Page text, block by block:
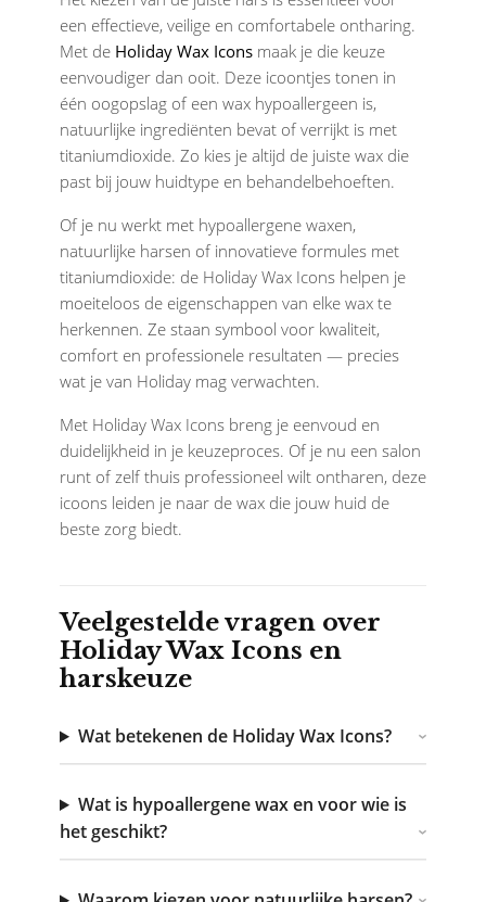
een effectieve, veilige en comfortabele ontharing.
Met de Holiday Wax Icons maak je die keuze
eenvoudiger dan ooit. Deze icoontjes tonen in
één oogopslag of een wax hypoallergeen is,
natuurlijke ingrediënten bevat of verrijkt is met
titaniumdioxide. Zo kies je altijd de juiste wax die
past bij jouw huidtype en behandelbehoeften.
Of je nu werkt met hypoallergene waxen,
natuurlijke harsen of innovatieve formules met
titaniumdioxide: de Holiday Wax Icons helpen je
moeiteloos de eigenschappen van elke wax te
herkennen. Ze staan symbool voor kwaliteit,
comfort en professionele resultaten — precies
wat je van Holiday mag verwachten.
Met Holiday Wax Icons breng je eenvoud en
duidelijkheid in je keuzeproces. Of je nu een salon
runt of zelf thuis professioneel wilt ontharen, deze
icoons leiden je naar de wax die jouw huid de
beste zorg biedt.
Veelgestelde vragen over
Holiday Wax Icons en
harskeuze
Wat betekenen de Holiday Wax Icons?
Wat is hypoallergene wax en voor wie is
het geschikt?